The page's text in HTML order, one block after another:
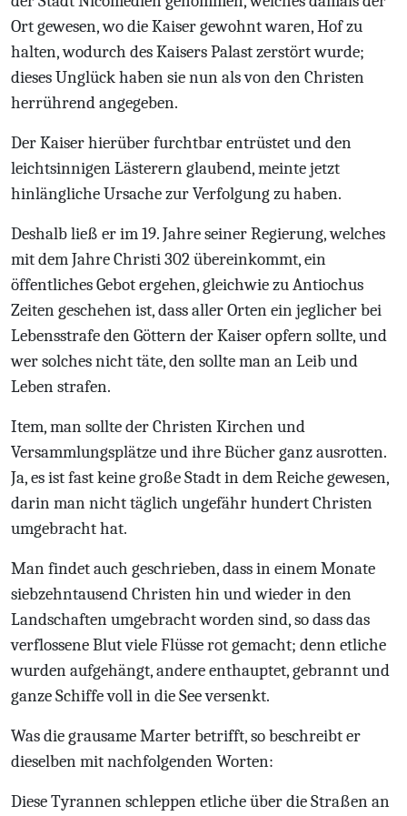
Ort gewesen, wo die Kaiser gewohnt waren, Hof zu
halten, wodurch des Kaisers Palast zerstört wurde;
dieses Unglück haben sie nun als von den Christen
herrührend angegeben.
Der Kaiser hierüber furchtbar entrüstet und den
leichtsinnigen Lästerern glaubend, meinte jetzt
hinlängliche Ursache zur Verfolgung zu haben.
Deshalb ließ er im 19. Jahre seiner Regierung, welches
mit dem Jahre Christi 302 übereinkommt, ein
öffentliches Gebot ergehen, gleichwie zu Antiochus
Zeiten geschehen ist, dass aller Orten ein jeglicher bei
Lebensstrafe den Göttern der Kaiser opfern sollte, und
wer solches nicht täte, den sollte man an Leib und
Leben strafen.
Item, man sollte der Christen Kirchen und
Versammlungsplätze und ihre Bücher ganz ausrotten.
Ja, es ist fast keine große Stadt in dem Reiche gewesen,
darin man nicht täglich ungefähr hundert Christen
umgebracht hat.
Man findet auch geschrieben, dass in einem Monate
siebzehntausend Christen hin und wieder in den
Landschaften umgebracht worden sind, so dass das
verflossene Blut viele Flüsse rot gemacht; denn etliche
wurden aufgehängt, andere enthauptet, gebrannt und
ganze Schiffe voll in die See versenkt.
Was die grausame Marter betrifft, so beschreibt er
dieselben mit nachfolgenden Worten:
Diese Tyrannen schleppen etliche über die Straßen an